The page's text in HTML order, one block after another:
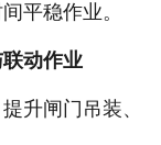
平稳作业。
动作业
升闸门吊装、